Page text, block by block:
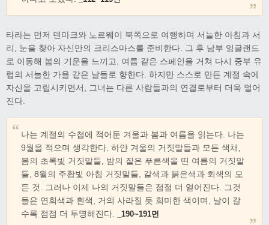
타라는 먼저 덴마크와 노르웨이 북쪽으로 여행하며 서늘한 아침과 서
리, 눈을 찾아 자신만의 크리스마스를 준비한다. 그 후 남부 잉글랜드
로 이동해 봄의 기운을 느끼고, 여름 같은 스페인을 거쳐 다시 중부 유
럽의 서늘한 가을 같은 날들로 향한다. 하지만 스스로 만든 계절 속에
자신을 고립시키면서, 그녀는 다른 사람들과의 연결로부터 더욱 멀어
진다.
나는 계절의 수첩에 적어둔 겨울과 봄과 여름을 읽는다. 나는
9월을 적으며 생각한다. 하얀 겨울의 거짓말들과 모든 색채,
봄의 초록빛 거짓말들, 밤의 짙은 푸른색을 띤 여름의 거짓말
들, 8월의 주황빛 아침 거짓말들, 갈색과 붉은색과 회색의 모
든 것. 그러나 이제 나의 거짓말들은 점점 더 옅어진다. 그것
들은 연회색과 흰색, 거의 사라질 듯 희미한 색이며, 날이 갈
수록 점점 더 투명해진다.
_190~191면